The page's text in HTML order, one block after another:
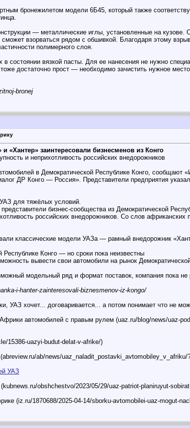
бронежилетом модели 6Б45, который также
— металлические иглы, установленные на
взорваться рядом с обшивкой. Благодаря этому
полимерного слоя.
состоянии вязкой пасты. Для ее нанесения не нужно
достаточно прост — необходимо зачистить нужное
bronej
заинтересовали бизнесменов из Конго
и неприхотливость российских внедорожников
в Демократической Республике Конго, сообщают
ДР Конго — Россия». Представители предприятия
для тяжёлых условий.
бизнес-сообщества из Демократической
российских внедорожников. Со слов
классические модели УАЗа — рамный внедорожник
Конго — но сроки пока неизвестны
вывести свои автомобили на рынок
модельный ряд и формат поставок, компания пока не
i-hanter-zainteresovali-biznesmenov-iz-kongo/
УАЗ хочет... договаривается... а потом понимает что не
автомобилей с правым рулем (uaz.ru/blog/news/uaz-
15386-uazyi-budut-delat-v-afrike/)
ab/news/uaz_naladit_postavki_avtomobiley_v_afriku/
УАЗ
obshchestvo/2023/05/29/uaz-patriot-planiruyut-
(iz.ru/1870688/2025-04-14/sborku-avtomobilei-uaz-mogut-